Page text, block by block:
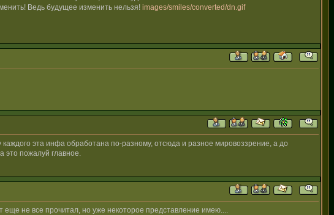
Ведь будущее изменить нельзя! images/smiles/converted/dn.gif
эта инфа обработана по-разному, отсюда и разное мировоззрение, а до
это пожалуй главное.
еще не все прочитал, но уже некоторое представление имею....